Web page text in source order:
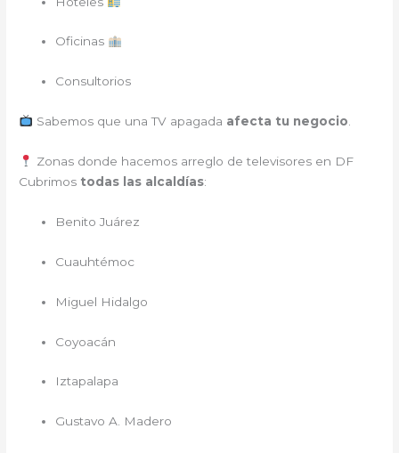
Oficinas
Consultorios
Sabemos que una TV apagada afecta tu negocio
Zonas donde hacemos arreglo de televisores en DF
Cubrimos todas las alcaldías:
Benito Juárez
Cuauhtémoc
Miguel Hidalgo
Coyoacán
Iztapalapa
Gustavo A. Madero